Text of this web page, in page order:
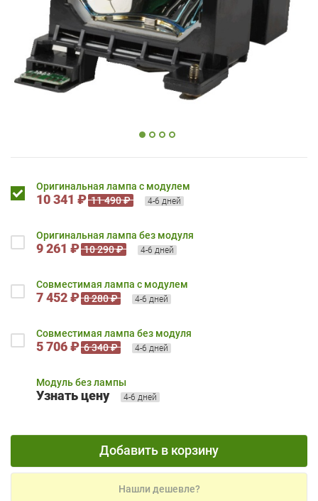
Оригинальная лампа с модулем
10 341 ₽ 11 490 ₽ 4-6 дней
Оригинальная лампа без модуля
9 261 ₽ 10 290 ₽ 4-6 дней
Совместимая лампа с модулем
7 452 ₽ 8 280 ₽ 4-6 дней
Совместимая лампа без модуля
5 706 ₽ 6 340 ₽ 4-6 дней
Модуль без лампы
Узнать цену 4-6 дней
Добавить в корзину
Нашли дешевле?